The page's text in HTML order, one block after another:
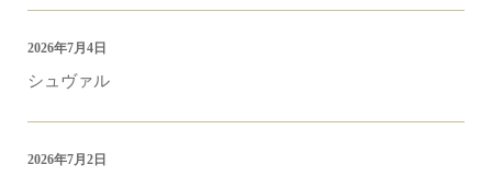
シュヴァル
2026年7月4日
2026年7月2日